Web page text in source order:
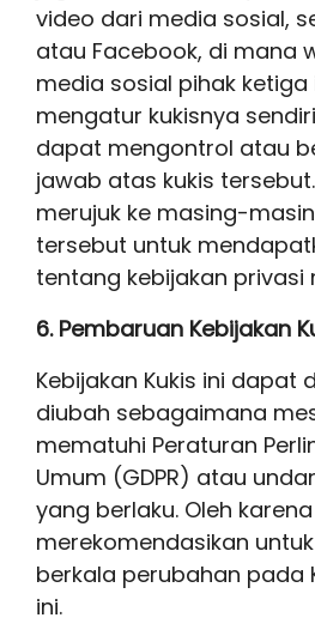
video dari media sosial,
atau Facebook, di mana
media sosial pihak ketiga
mengatur kukisnya
dapat mengontrol atau
jawab atas kukis
merujuk ke masing-
tersebut untuk
tentang kebijakan privasi
6. Pembaruan Kebijakan
Kebijakan Kukis ini dapat
diubah sebagaimana
mematuhi Peraturan
Umum (GDPR) atau
yang berlaku. Oleh
merekomendasikan
berkala perubahan pada
ini.